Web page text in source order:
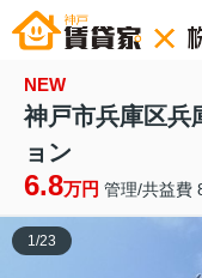
NEW
神戸市兵庫区兵
ョン
6.8万円 管理/共益費
1/23